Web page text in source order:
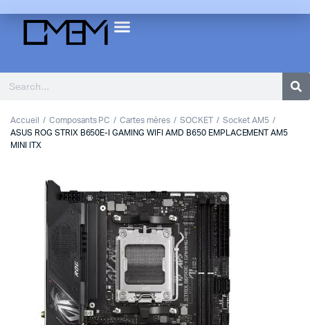
Accueil Composants PC Cartes mères SOCKET
Socket AM5
ASUS ROG STRIX B650E-I GAMING WIFI AMD B650 EMPLACEMENT AM5
MINI ITX
Previous
Next